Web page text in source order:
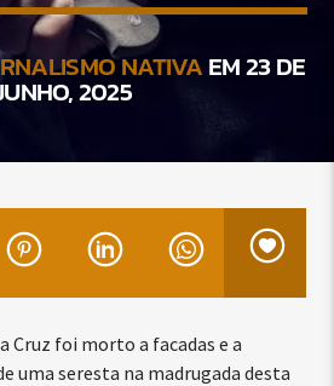
NATIVAEM 23 DE
2025
Cruz foi morto a facadas e a
uma seresta na madrugada desta